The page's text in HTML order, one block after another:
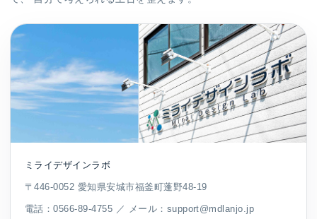
ミライデザインラボ
〒446-0052 愛知県安城市福釜町蓬野48-19
電話：0566-89-4755 ／ メール： support@mdlanjo.jp